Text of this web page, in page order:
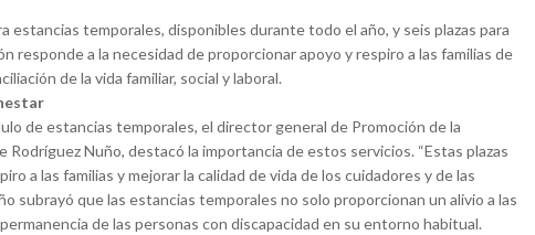
estancias temporales, disponibles durante todo el año, y seis plazas para
responde a la necesidad de proporcionar apoyo y respiro a las familias de
de la vida familiar, social y laboral.
de estancias temporales, el director general de Promoción de la
Nuño, destacó la importancia de estos servicios. “Estas plazas
a las familias y mejorar la calidad de vida de los cuidadores y de las
subrayó que las estancias temporales no solo proporcionan un alivio a las
de las personas con discapacidad en su entorno habitual.